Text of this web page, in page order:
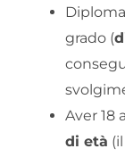
grado (
Aver 18
di età